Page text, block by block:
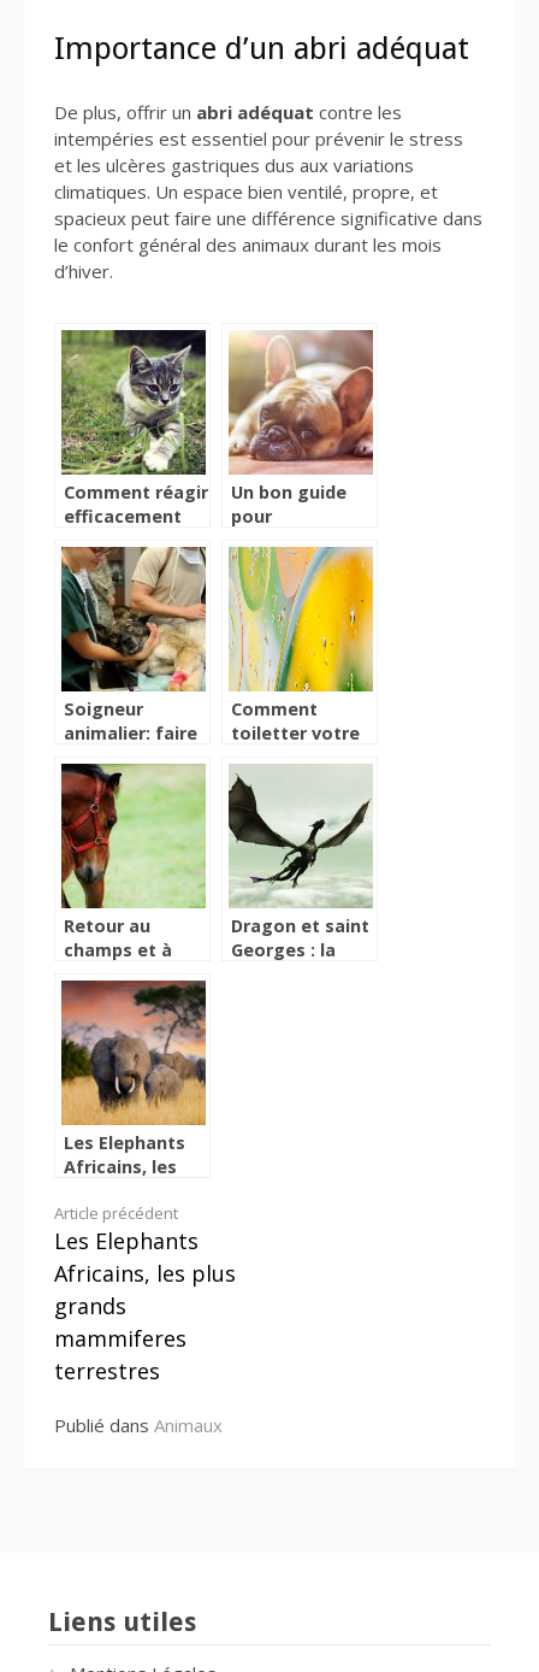
Importance d’un abri adéquat
De plus, offrir un abri adéquat contre les
intempéries est essentiel pour prévenir le stress
et les ulcères gastriques dus aux variations
climatiques. Un espace bien ventilé, propre, et
spacieux peut faire une différence significative dans
le confort général des animaux durant les mois
d’hiver.
Comment réagir
efficacement
un problème
vétérinaire?
Un bon guide
pour
prendre en
charge vos
animaux en
détresse
Soigneur
animalier: faire
réalité
Comment
toiletter votre
d’un
professionnel?
Retour au
champs et à
sans souci,
procurez vous
de votre licol
cheval!
Dragon et saint
Georges : la
Les Elephants
Africains, les
mammiferes
terrestres
Lire
la
suite
Article précédent
Les Elephants
Africains, les plus
grands
mammiferes
terrestres
Publié dans Animaux
Liens utiles